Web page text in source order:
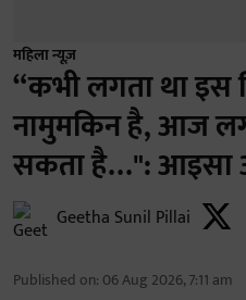
महिला न्यूज़
“कभी लगता था इस
नामुमकिन है, आज
सकता है…": आइसा
Geetha Sunil Pillai
Published on: 06 Aug 2026, 7:11 am